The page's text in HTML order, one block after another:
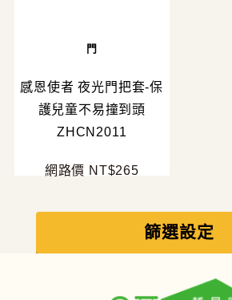
門
感恩使者 夜光門把套-保
護兒童不易撞到頭
ZHCN2011
網路價 NT$265
篩選設定